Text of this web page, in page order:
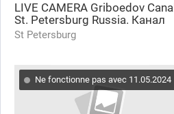
LIVE CAMERA Griboedov Canal
St. Petersburg Russia. Канал
Грибоедова Санкт-Петербург
St Petersburg
Ne fonctionne pas avec 11.05.2024